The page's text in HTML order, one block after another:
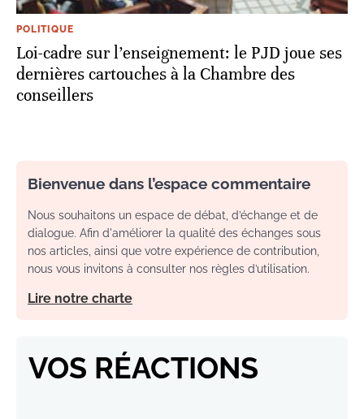
POLITIQUE
Loi-cadre sur l’enseignement: le PJD joue ses
dernières cartouches à la Chambre des
conseillers
Bienvenue dans l’espace commentaire
Nous souhaitons un espace de débat, d’échange et de
dialogue. Afin d'améliorer la qualité des échanges sous
nos articles, ainsi que votre expérience de contribution,
nous vous invitons à consulter nos règles d’utilisation.
Lire notre charte
VOS RÉACTIONS